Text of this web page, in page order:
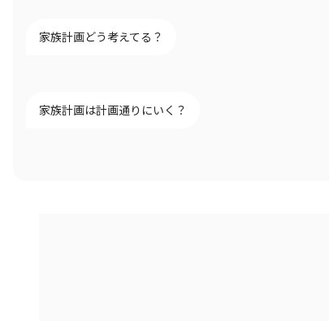
家族計画どう考えてる？
家族計画は計画通りにいく？